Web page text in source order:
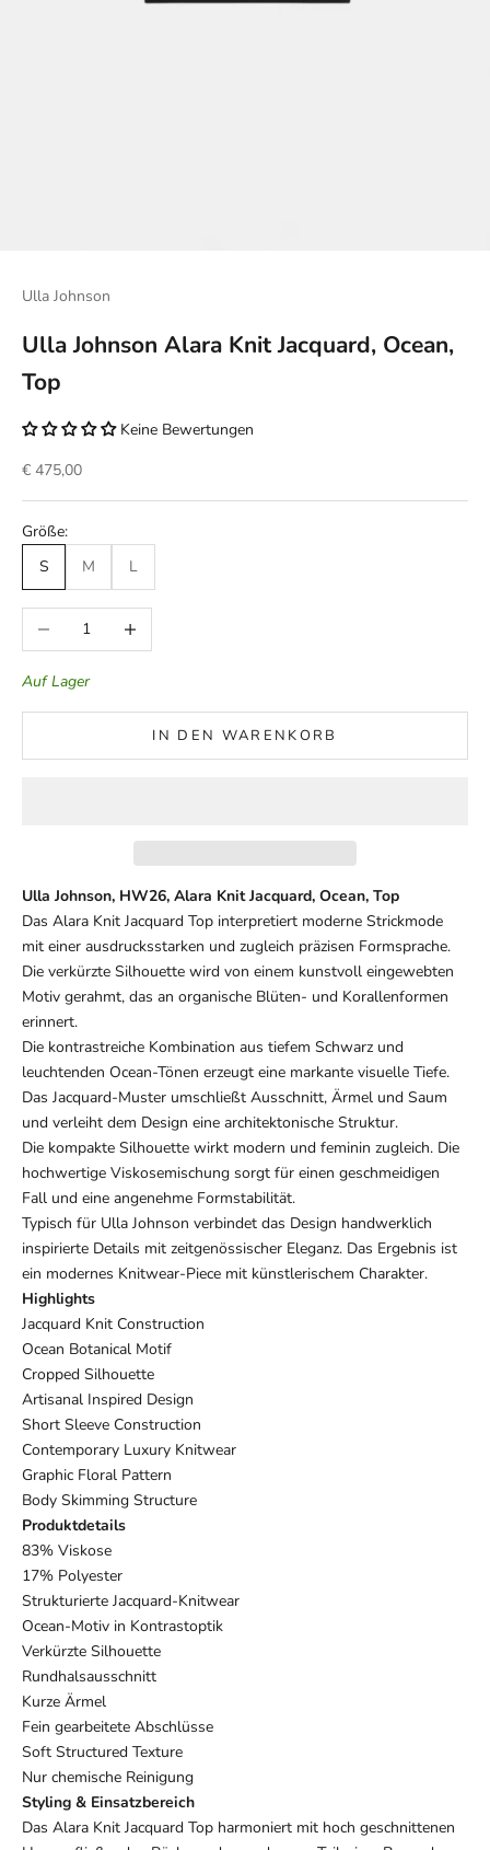
Ulla Johnson
Ulla Johnson Alara Knit Jacquard, Ocean,
Top
Keine Bewertungen
Angebot
€ 475,00
Größe:
S
M L
Anzahl verringernAnzahl erhöhen
Auf Lager
IN DEN WARENKORB
Ulla Johnson, HW26, Alara Knit Jacquard, Ocean, Top
Das Alara Knit Jacquard Top interpretiert moderne Strickmode
mit einer ausdrucksstarken und zugleich präzisen Formsprache.
Die verkürzte Silhouette wird von einem kunstvoll eingewebten
Motiv gerahmt, das an organische Blüten- und Korallenformen
erinnert.
Die kontrastreiche Kombination aus tiefem Schwarz und
leuchtenden Ocean-Tönen erzeugt eine markante visuelle Tiefe.
Das Jacquard-Muster umschließt Ausschnitt, Ärmel und Saum
und verleiht dem Design eine architektonische Struktur.
Die kompakte Silhouette wirkt modern und feminin zugleich. Die
hochwertige Viskosemischung sorgt für einen geschmeidigen
Fall und eine angenehme Formstabilität.
Typisch für Ulla Johnson verbindet das Design handwerklich
inspirierte Details mit zeitgenössischer Eleganz. Das Ergebnis ist
ein modernes Knitwear-Piece mit künstlerischem Charakter.
Highlights
Jacquard Knit Construction
Ocean Botanical Motif
Cropped Silhouette
Artisanal Inspired Design
Short Sleeve Construction
Contemporary Luxury Knitwear
Graphic Floral Pattern
Body Skimming Structure
Produktdetails
83% Viskose
17% Polyester
Strukturierte Jacquard-Knitwear
Ocean-Motiv in Kontrastoptik
Verkürzte Silhouette
Rundhalsausschnitt
Kurze Ärmel
Fein gearbeitete Abschlüsse
Soft Structured Texture
Nur chemische Reinigung
Styling & Einsatzbereich
Das Alara Knit Jacquard Top harmoniert mit hoch geschnittenen